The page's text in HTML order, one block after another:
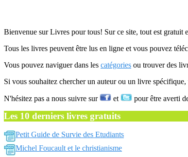
Bienvenue sur Livres pour tous! Sur ce site, tout est gratuit
Tous les livres peuvent être lus en ligne et vous pouvez
Vous pouvez naviguer dans les catégories ou trouver des
Si vous souhaitez chercher un auteur ou un livre
N'hésitez pas a nous suivre sur et pour être averti
Les 10 derniers livres gratuits
Petit Guide de Survie des Etudiants
Michel Foucault et le christianisme